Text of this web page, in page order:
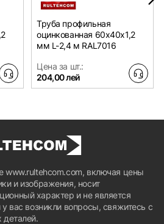
Труба профильная
оцинкованная 60х40x1,2
мм L-2,4 м RAL7016
Цена за шт.:
204,00 лей
www.rultehcom.com, включая цены
и изображения, носит
характер и не является
вас возникли вопросы, свяжитесь с
деталей.